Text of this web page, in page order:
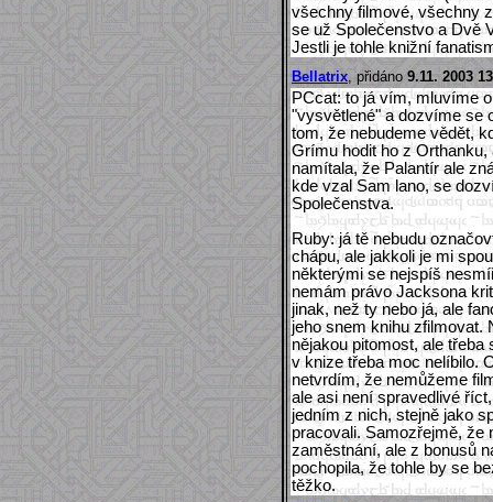
všechny filmové, všechny
se už Společenstvo a Dvě
Jestli je tohle knižní
Bellatrix , přidáno 9.11. 2003
PCcat: to já vím, mluvíme
"vysvětlené" a dozvíme se
tom, že nebudeme vědět,
Grímu hodit ho z
namítala, že Palantír ale
kde vzal Sam lano, se
Společenstva.
Ruby: já tě nebudu
chápu, ale jakkoli je mi
některými se nejspíš
nemám právo Jacksona
jinak, než ty nebo já, ale
jeho snem knihu zfilmovat.
nějakou pitomost, ale
v knize třeba moc nelíbilo.
netvrdím, že nemůžeme
ale asi není spravedlivé
jedním z nich, stejně jako
pracovali. Samozřejmě, že
zaměstnání, ale z bonusů
pochopila, že tohle by se
těžko.